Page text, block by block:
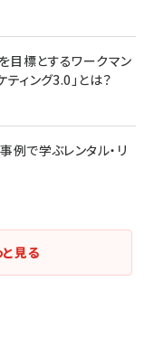
目標とするワークマン
ィング3.0」とは？
例で学ぶレンタル・リ
見る